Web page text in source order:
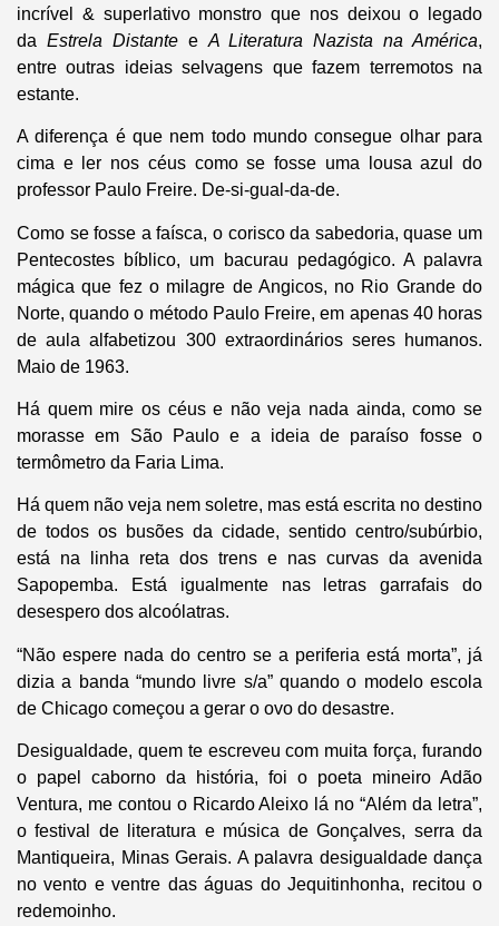
incrível & superlativo monstro que nos deixou o legado
da Estrela Distantee A Literatura Nazista na América,
entre outras ideias selvagens que fazem terremotos na
estante.
A diferença é que nem todo mundo consegue olhar para
cima e ler nos céus como se fosse uma lousa azul do
professor Paulo Freire. De-si-gual-da-de.
Como se fosse a faísca, o corisco da sabedoria, quase um
Pentecostes bíblico, um bacurau pedagógico. A palavra
mágica que fez o milagre de Angicos, no Rio Grande do
Norte, quando o método Paulo Freire, em apenas 40 horas
de aula alfabetizou 300 extraordinários seres humanos.
Maio de 1963.
Há quem mire os céus e não veja nada ainda, como se
morasse em São Paulo e a ideia de paraíso fosse o
termômetro da Faria Lima.
Há quem não veja nem soletre, mas está escrita no destino
de todos os busões da cidade, sentido centro/subúrbio,
está na linha reta dos trens e nas curvas da avenida
Sapopemba. Está igualmente nas letras garrafais do
desespero dos alcoólatras.
“Não espere nada do centro se a periferia está morta”, já
dizia a banda “mundo livre s/a” quando o modelo escola
de Chicago começou a gerar o ovo do desastre.
Desigualdade, quem te escreveu com muita força, furando
o papel caborno da história, foi o poeta mineiro Adão
Ventura, me contou o Ricardo Aleixo lá no “Além da letra”,
o festival de literatura e música de Gonçalves, serra da
Mantiqueira, Minas Gerais. A palavra desigualdade dança
no vento e ventre das águas do Jequitinhonha, recitou o
redemoinho.